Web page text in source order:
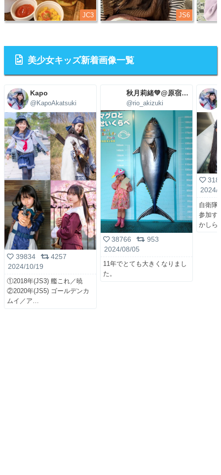
JC3 JS6
美少女キッズ新着画像一覧
Kapo
@KapoAkatsuki
39834
4257
2024/10/19
①2018年(JS3) 艦これ／暁
②2020年(JS5) ゴールデンカ
ムイ／ア
秋月莉緒💚@原宿学園8/17ワンマンライブoh bomb！
@rio_akizuki
38766
953
2024/08/05
11年でとても大きくなりまし
た。
2024/
自衛隊
参加す
かしら